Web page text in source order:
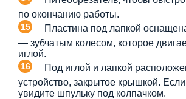
по окончанию работы.
Пластина под лапкой
— зубчатым колесом, которое
иглой.
Под иглой и лапкой
устройство, закрытое крышкой.
увидите шпульку под колпачком.